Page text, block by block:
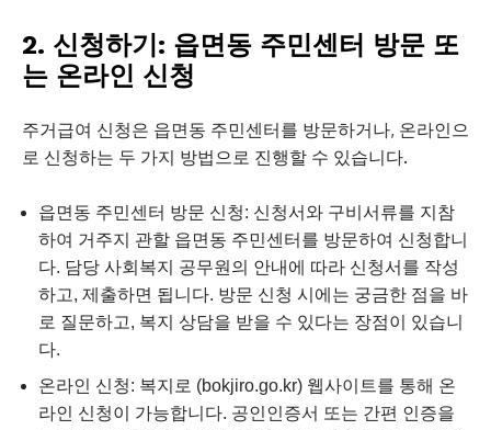
2. 신청하기: 읍면동 주민센터 방문 또
는 온라인 신청
주거급여 신청은 읍면동 주민센터를 방문하거나, 온라인으
로 신청하는 두 가지 방법으로 진행할 수 있습니다.
읍면동 주민센터 방문 신청: 신청서와 구비서류를 지참
하여 거주지 관할 읍면동 주민센터를 방문하여 신청합니
다. 담당 사회복지 공무원의 안내에 따라 신청서를 작성
하고, 제출하면 됩니다. 방문 신청 시에는 궁금한 점을 바
로 질문하고, 복지 상담을 받을 수 있다는 장점이 있습니
다.
온라인 신청: 복지로 (bokjiro.go.kr) 웹사이트를 통해 온
라인 신청이 가능합니다. 공인인증서 또는 간편 인증을